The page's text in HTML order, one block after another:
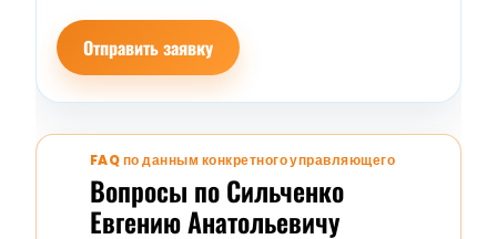
Отправить заявку
FAQ по данным конкретного управляющего
Вопросы по Сильченко
Евгению Анатольевичу